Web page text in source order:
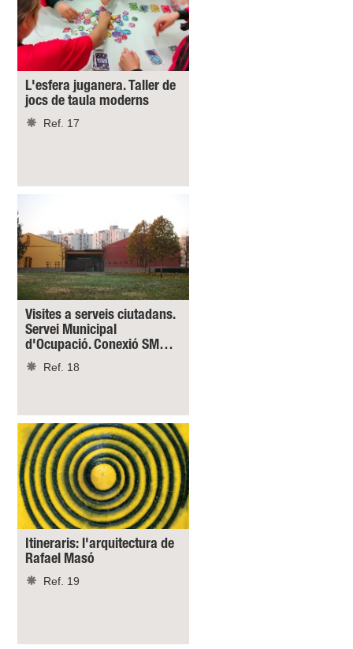
L'esfera juganera. Taller de
jocs de taula moderns
Ref. 17
Visites a serveis ciutadans.
Servei Municipal
d'Ocupació. Conexió SM…
Ref. 18
Itineraris: l'arquitectura de
Rafael Masó
Ref. 19